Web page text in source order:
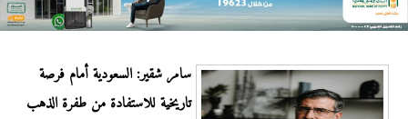
سامر شقير: السعودية أمام فرصة
تاريخية للاستفادة من طفرة الذهب